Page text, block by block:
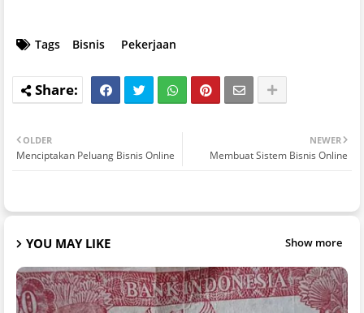
Tags Bisnis Pekerjaan
NEWER
Membuat Sistem Bisnis Online
OLDER
Menciptakan Peluang Bisnis Online
YOU MAY LIKE Show more